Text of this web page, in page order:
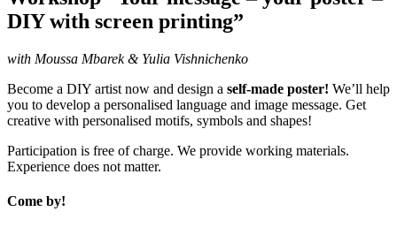
DIY with screen printing”
with Moussa Mbarek & Yulia Vishnichenko
Become a DIY artist now and design a self-made poster! We’ll help
you to develop a personalised language and image message. Get
creative with personalised motifs, symbols and shapes!
Participation is free of charge. We provide working materials.
Experience does not matter.
Come by!